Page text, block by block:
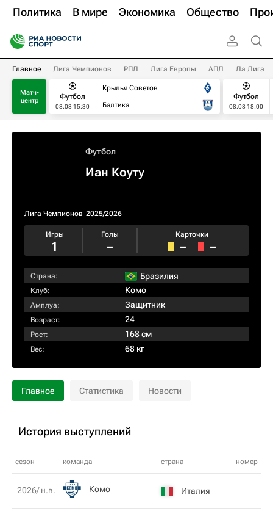
Политика В мире Экономика Общество
Главное Лига Чемпионов РПЛ Лига Европы АПЛ Ла Лига
Матч-
центр
Футбол
08.08 15:30
Крылья Советов
Балтика
Футбол
08.08 18:00
Футбол
Иан Коуту
Лига Чемпионов 2025/2026
Игры
1
Голы
–
Карточки
– –
Страна: Бразилия
Клуб: Комо
Амплуа: Защитник
Возраст: 24
Рост: 168 см
Вес: 68 кг
Главное Статистика Новости
История выступлений
сезон команда страна номер
2026/ н.в. Комо Италия